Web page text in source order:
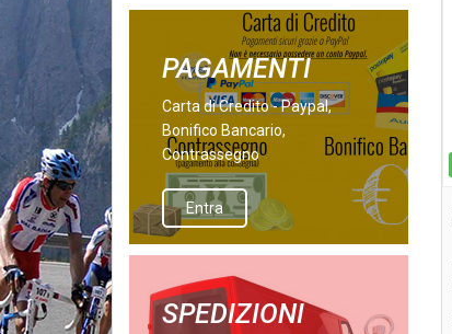
PAGAMENTI
Carta di Credito - Paypal,
Bonifico Bancario,
Contrassegno
Entra
SPEDIZIONI